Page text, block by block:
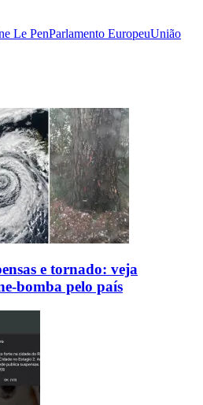
Le PenParlamento EuropeuUnião
e tornado: veja
bomba pelo país